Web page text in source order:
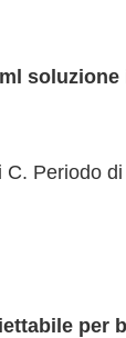
Periodo
per